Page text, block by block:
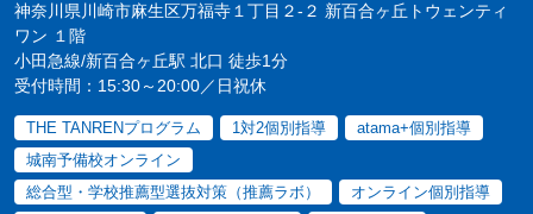
神奈川県川崎市麻生区万福寺１丁目２-２ 新百合ヶ丘トウェンティ
ワン １階
小田急線/新百合ヶ丘駅 北口 徒歩1分
受付時間：15:30～20:00／日祝休
THE TANRENプログラム 1対2個別指導
atama+個別指導
城南予備校オンライン
総合型・学校推薦型選抜対策（推薦ラボ）
オンライン個別指導